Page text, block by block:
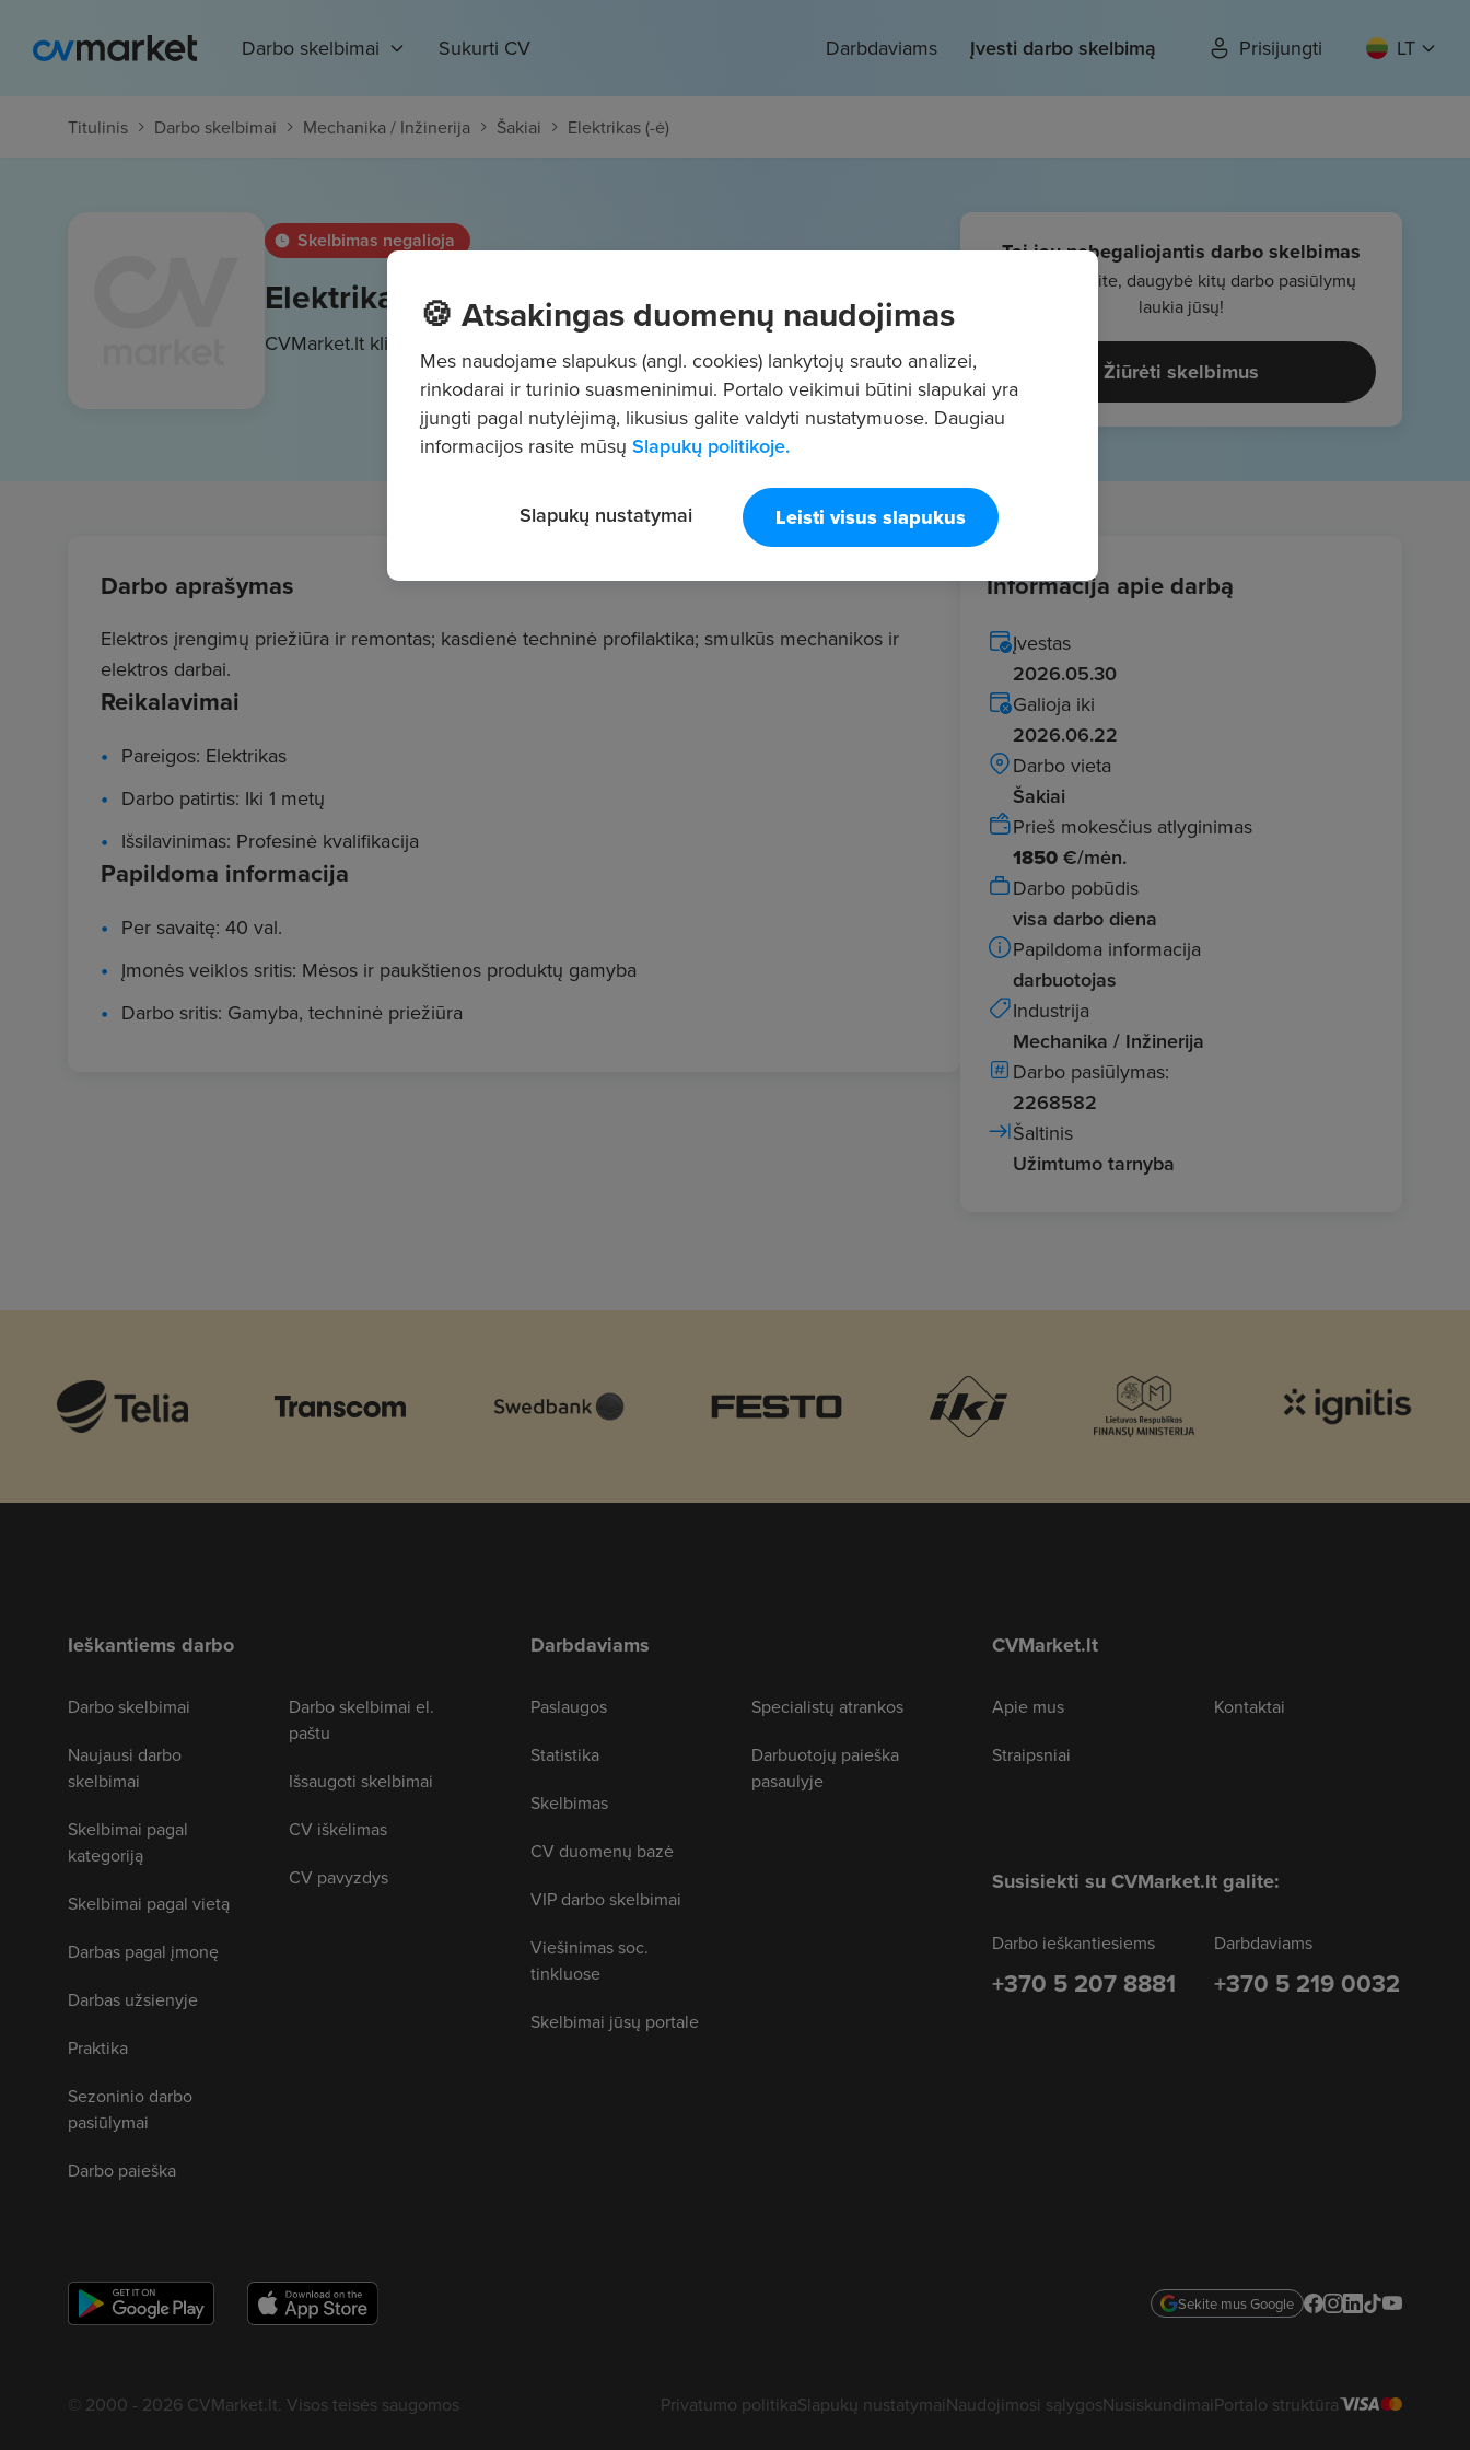
Darbo skelbimai Sukurti CV Darbdaviams Įvesti darbo skelbimą Prisijungti LT
Titulinis Darbo skelbimai Mechanika / Inžinerija Šakiai Elektrikas (-ė)
Skelbimas negalioja
Elektrikas (-ė)
CVMarket.lt klientas
Tai jau nebegaliojantis darbo skelbimas
Nenusiminkite, daugybė kitų darbo pasiūlymų
laukia jūsų!
Žiūrėti skelbimus
Darbo aprašymas
Elektros įrengimų priežiūra ir remontas; kasdienė techninė profilaktika; smulkūs mechanikos ir
elektros darbai.
Reikalavimai
Pareigos: Elektrikas
Darbo patirtis: Iki 1 metų
Išsilavinimas: Profesinė kvalifikacija
Papildoma informacija
Per savaitę: 40 val.
Įmonės veiklos sritis: Mėsos ir paukštienos produktų gamyba
Darbo sritis: Gamyba, techninė priežiūra
Informacija apie darbą
Įvestas
2026.05.30
Galioja iki
2026.06.22
Darbo vieta
Šakiai
Prieš mokesčius atlyginimas
1850 €/mėn.
Darbo pobūdis
visa darbo diena
Papildoma informacija
darbuotojas
Industrija
Mechanika / Inžinerija
Darbo pasiūlymas:
2268582
Šaltinis
Užimtumo tarnyba
Ieškantiems darbo
Darbo skelbimai
Naujausi darbo
skelbimai
Skelbimai pagal
kategoriją
Skelbimai pagal vietą
Darbas pagal įmonę
Darbas užsienyje
Praktika
Sezoninio darbo
pasiūlymai
Darbo paieška
Darbo skelbimai el.
paštu
Išsaugoti skelbimai
CV iškėlimas
CV pavyzdys
Darbdaviams
Paslaugos
Statistika
Skelbimas
CV duomenų bazė
VIP darbo skelbimai
Viešinimas soc.
tinkluose
Skelbimai jūsų portale
Specialistų atrankos
Darbuotojų paieška
pasaulyje
CVMarket.lt
Apie mus
Straipsniai
Kontaktai
Susisiekti su CVMarket.lt galite:
Darbo ieškantiesiems
+370 5 207 8881
Darbdaviams
+370 5 219 0032
Sekite mus Google
© 2000 - 2026 CVMarket.lt. Visos teisės saugomos Privatumo politikaSlapukų nustatymaiNaudojimosi sąlygosNusiskundimaiPortalo struktūra
🍪 Atsakingas duomenų naudojimas
Mes naudojame slapukus (angl. cookies) lankytojų srauto analizei,
rinkodarai ir turinio suasmeninimui. Portalo veikimui būtini slapukai yra
įjungti pagal nutylėjimą, likusius galite valdyti nustatymuose. Daugiau
informacijos rasite mūsų Slapukų politikoje.
Leisti visus slapukus
Slapukų nustatymai